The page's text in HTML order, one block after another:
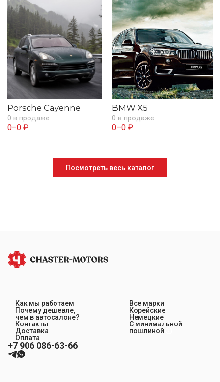
Porsche Cayenne
0 в продаже
0–0 ₽
BMW X5
0 в продаже
0–0 ₽
Посмотреть весь каталог
Как мы работаем
Почему дешевле,
чем в автосалоне?
Контакты
Доставка
Оплата
Все марки
Корейские
Немецкие
С минимальной
пошлиной
+7 906 086-63-66